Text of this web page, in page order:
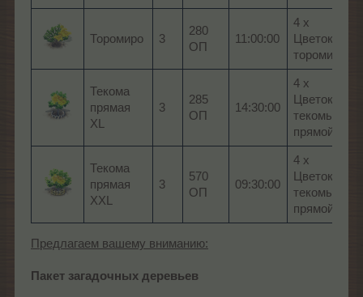
Торомиро 3
280
ОП
11:00:00
4 x
Цветок
торомиро
Текома
прямая
XL
3
285
ОП
14:30:00
4 x
Цветок
текомы
прямой
Текома
прямая
XXL
3
570
ОП
09:30:00
4 x
Цветок
текомы
прямой
Предлагаем вашему вниманию:
Пакет загадочных деревьев